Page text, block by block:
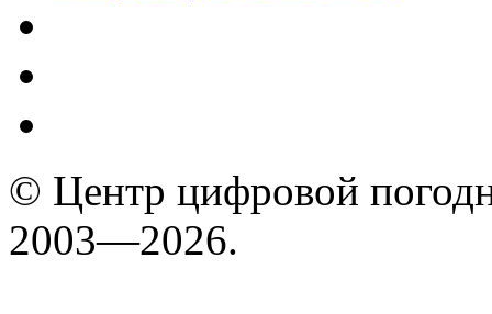
© Центр цифровой
2003—2026.